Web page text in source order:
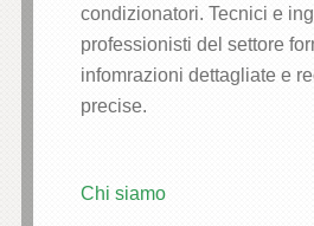
condizionatori. Tecnici e
professionisti del settore
infomrazioni dettagliate e
precise.
Chi siamo